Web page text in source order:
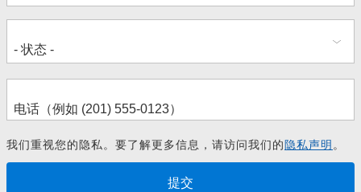
我们重视您的隐私。要了解更多信息，请访问我们的隐私声明。